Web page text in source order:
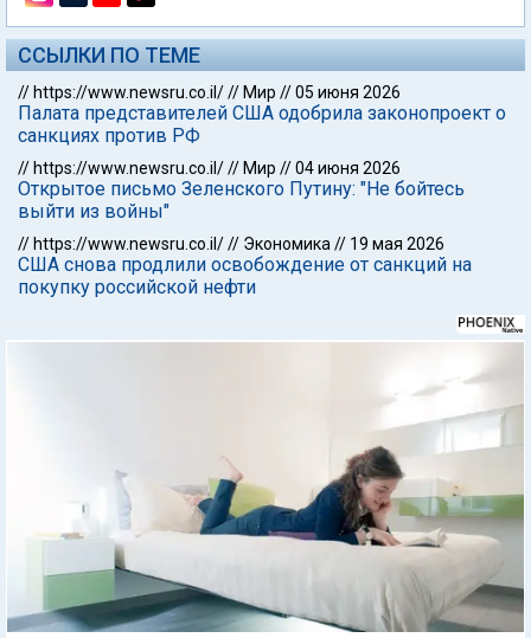
ССЫЛКИ ПО ТЕМЕ
// https://www.newsru.co.il/// Мир //05 июня 2026
Палата представителей США одобрила законопроект о
санкциях против РФ
// https://www.newsru.co.il/// Мир //04 июня 2026
Открытое письмо Зеленского Путину: "Не бойтесь
выйти из войны"
// https://www.newsru.co.il/// Экономика // 19 мая 2026
США снова продлили освобождение от санкций на
покупку российской нефти